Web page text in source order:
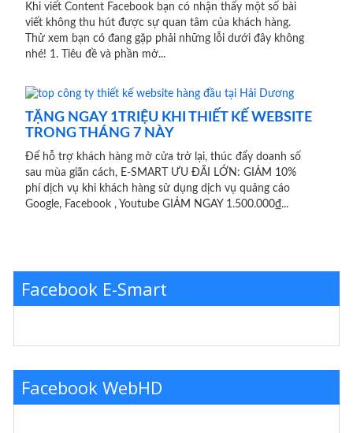
Khi viết Content Facebook bạn có nhận thấy một số bài
viết không thu hút được sự quan tâm của khách hàng.
Thử xem bạn có đang gặp phải những lỗi dưới đây không
nhé! 1. Tiêu đề và phần mở...
TẶNG NGAY 1TRIỆU KHI THIẾT KẾ WEBSITE
TRONG THÁNG 7 NÀY
Để hỗ trợ khách hàng mở cửa trở lại, thúc đẩy doanh số
sau mùa giãn cách, E-SMART ƯU ĐÃI LỚN: GIẢM 10%
phí dịch vụ khi khách hàng sử dụng dịch vụ quảng cáo
Google, Facebook , Youtube GIẢM NGAY 1.500.000₫...
Facebook E-Smart
Facebook WebHD